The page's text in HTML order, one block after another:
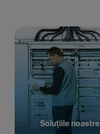
Solu­țiile noastre